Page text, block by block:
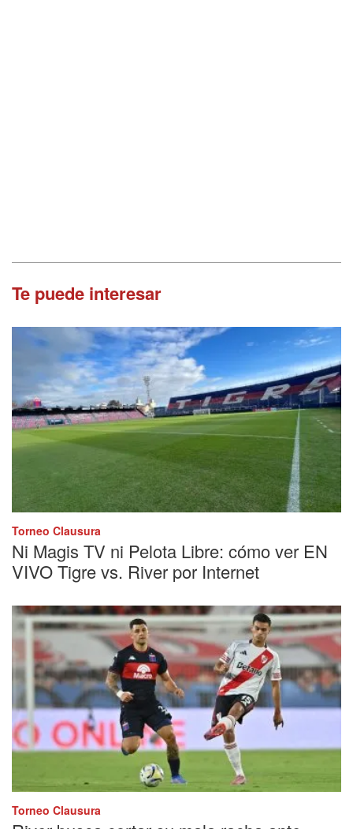
Te puede interesar
Torneo Clausura
Ni Magis TV ni Pelota Libre: cómo ver EN
VIVO Tigre vs. River por Internet
Torneo Clausura